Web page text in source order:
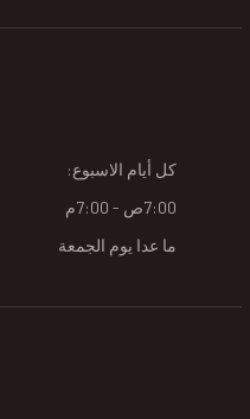
كل أيام الاسبوع:
7:00ص - 7:00م
ما عدا يوم الجمعة